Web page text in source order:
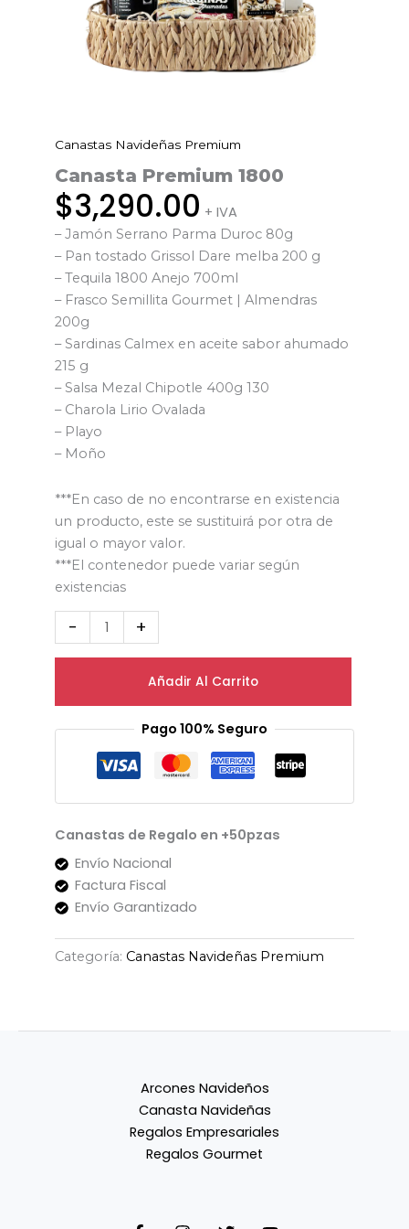
Canastas Navideñas Premium
Canasta Premium 1800
$3,290.00 + IVA
– Jamón Serrano Parma Duroc 80g
– Pan tostado Grissol Dare melba 200 g
– Tequila 1800 Anejo 700ml
– Frasco Semillita Gourmet | Almendras
200g
– Sardinas Calmex en aceite sabor ahumado
215 g
– Salsa Mezal Chipotle 400g 130
– Charola Lirio Ovalada
– Playo
– Moño
***En caso de no encontrarse en existencia
un producto, este se sustituirá por otra de
igual o mayor valor.
***El contenedor puede variar según
existencias
-
Canasta
Premium
1800
cantidad
+
Añadir Al Carrito
Pago 100% Seguro
Canastas de Regalo en +50pzas
Envío Nacional
Factura Fiscal
Envío Garantizado
Categoría: Canastas Navideñas Premium
Arcones Navideños
Canasta Navideñas
Regalos Empresariales
Regalos Gourmet